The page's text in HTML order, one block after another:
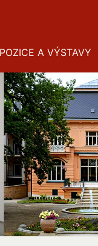
A VÝSTAVY